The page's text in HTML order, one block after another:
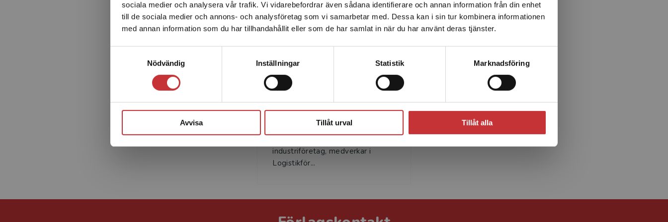
sociala medier och analysera vår trafik. Vi vidarebefordrar även sådana identifierare och annan information från din enhet
till de sociala medier och annons- och analysföretag som vi samarbetar med. Dessa kan i sin tur kombinera informationen
med annan information som du har tillhandahållit eller som de har samlat in när du har använt deras tjänster.
Nödvändig
Inställningar Statistik Marknadsföring
Avvisa Tillåt urval Tillåt alla
enhet utanför Sverige. Vi erbjuder inte leveranser utanför
Sverige. För att kunna slutföra ett köp måste
leveransadressen vara i Sverige.Läs mer
Leena Kossila är
produktion och logistik. Hon har
industriföretag, medverkar i
Logistikför...